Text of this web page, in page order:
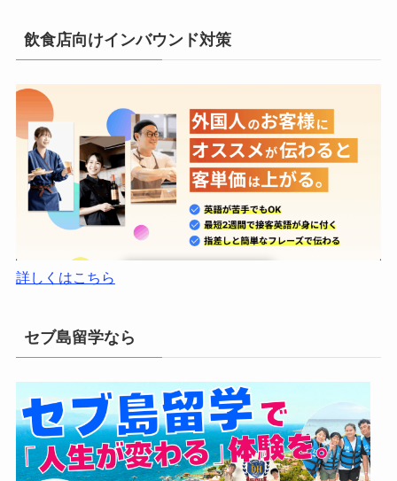
飲食店向けインバウンド対策
詳しくはこちら
セブ島留学なら